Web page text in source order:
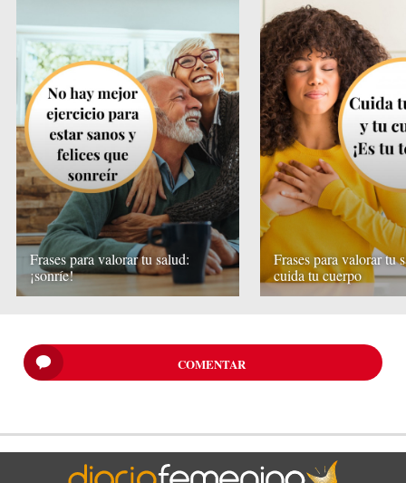
Frases para valorar tu salud:
¡sonríe!
Frases para valorar tu
cuida tu cuerpo
COMENTAR